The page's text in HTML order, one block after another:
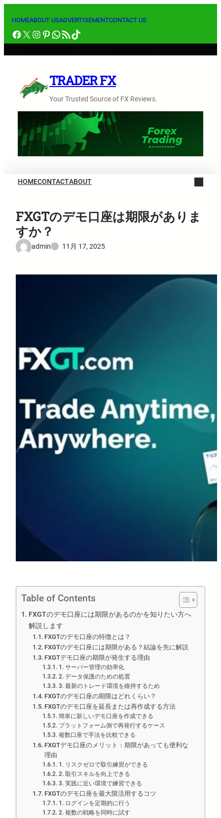
ス
キ
HOMEABOUT USADVERTISEMENTCONTACT US
Facebook
X Instagram
Pinterest
WhatsApp
RSS フィードTikTok
TRADER FX
Your Trusted Source of FX Reviews.
HOMECONTACTABOUT
FXGTのデモ口座は期限がありま
すか？
admin 11月 17, 2025
Table of Contents
FXGTのデモ口座には期限があるのかを知りたい方へ
解説します
FXGTのデモ口座の特徴とは？
FXGTのデモ口座には期限がある？結論を先に解説
FXGTデモ口座の期限が発生する理由
1. サーバー管理の効率化
2. データ保護のための処置
3. 最新のトレード環境を維持するため
FXGTのデモ口座の期限はどれくらい？
FXGTのデモ口座を延長または再作成する方法
簡単に新しいデモ口座を作成できる
プラットフォーム側で再発行するケース
複数口座で手法を比較できる
FXGTデモ口座のメリット：期限があっても便利な
理由
1. リスクゼロで取引練習ができる
2. 取引スキルを向上できる
3. 実践に近い環境で練習できる
FXGTのデモ口座を最大限活用するコツ
1. ログインを定期的に行う
2. 複数の戦略を同時に試す